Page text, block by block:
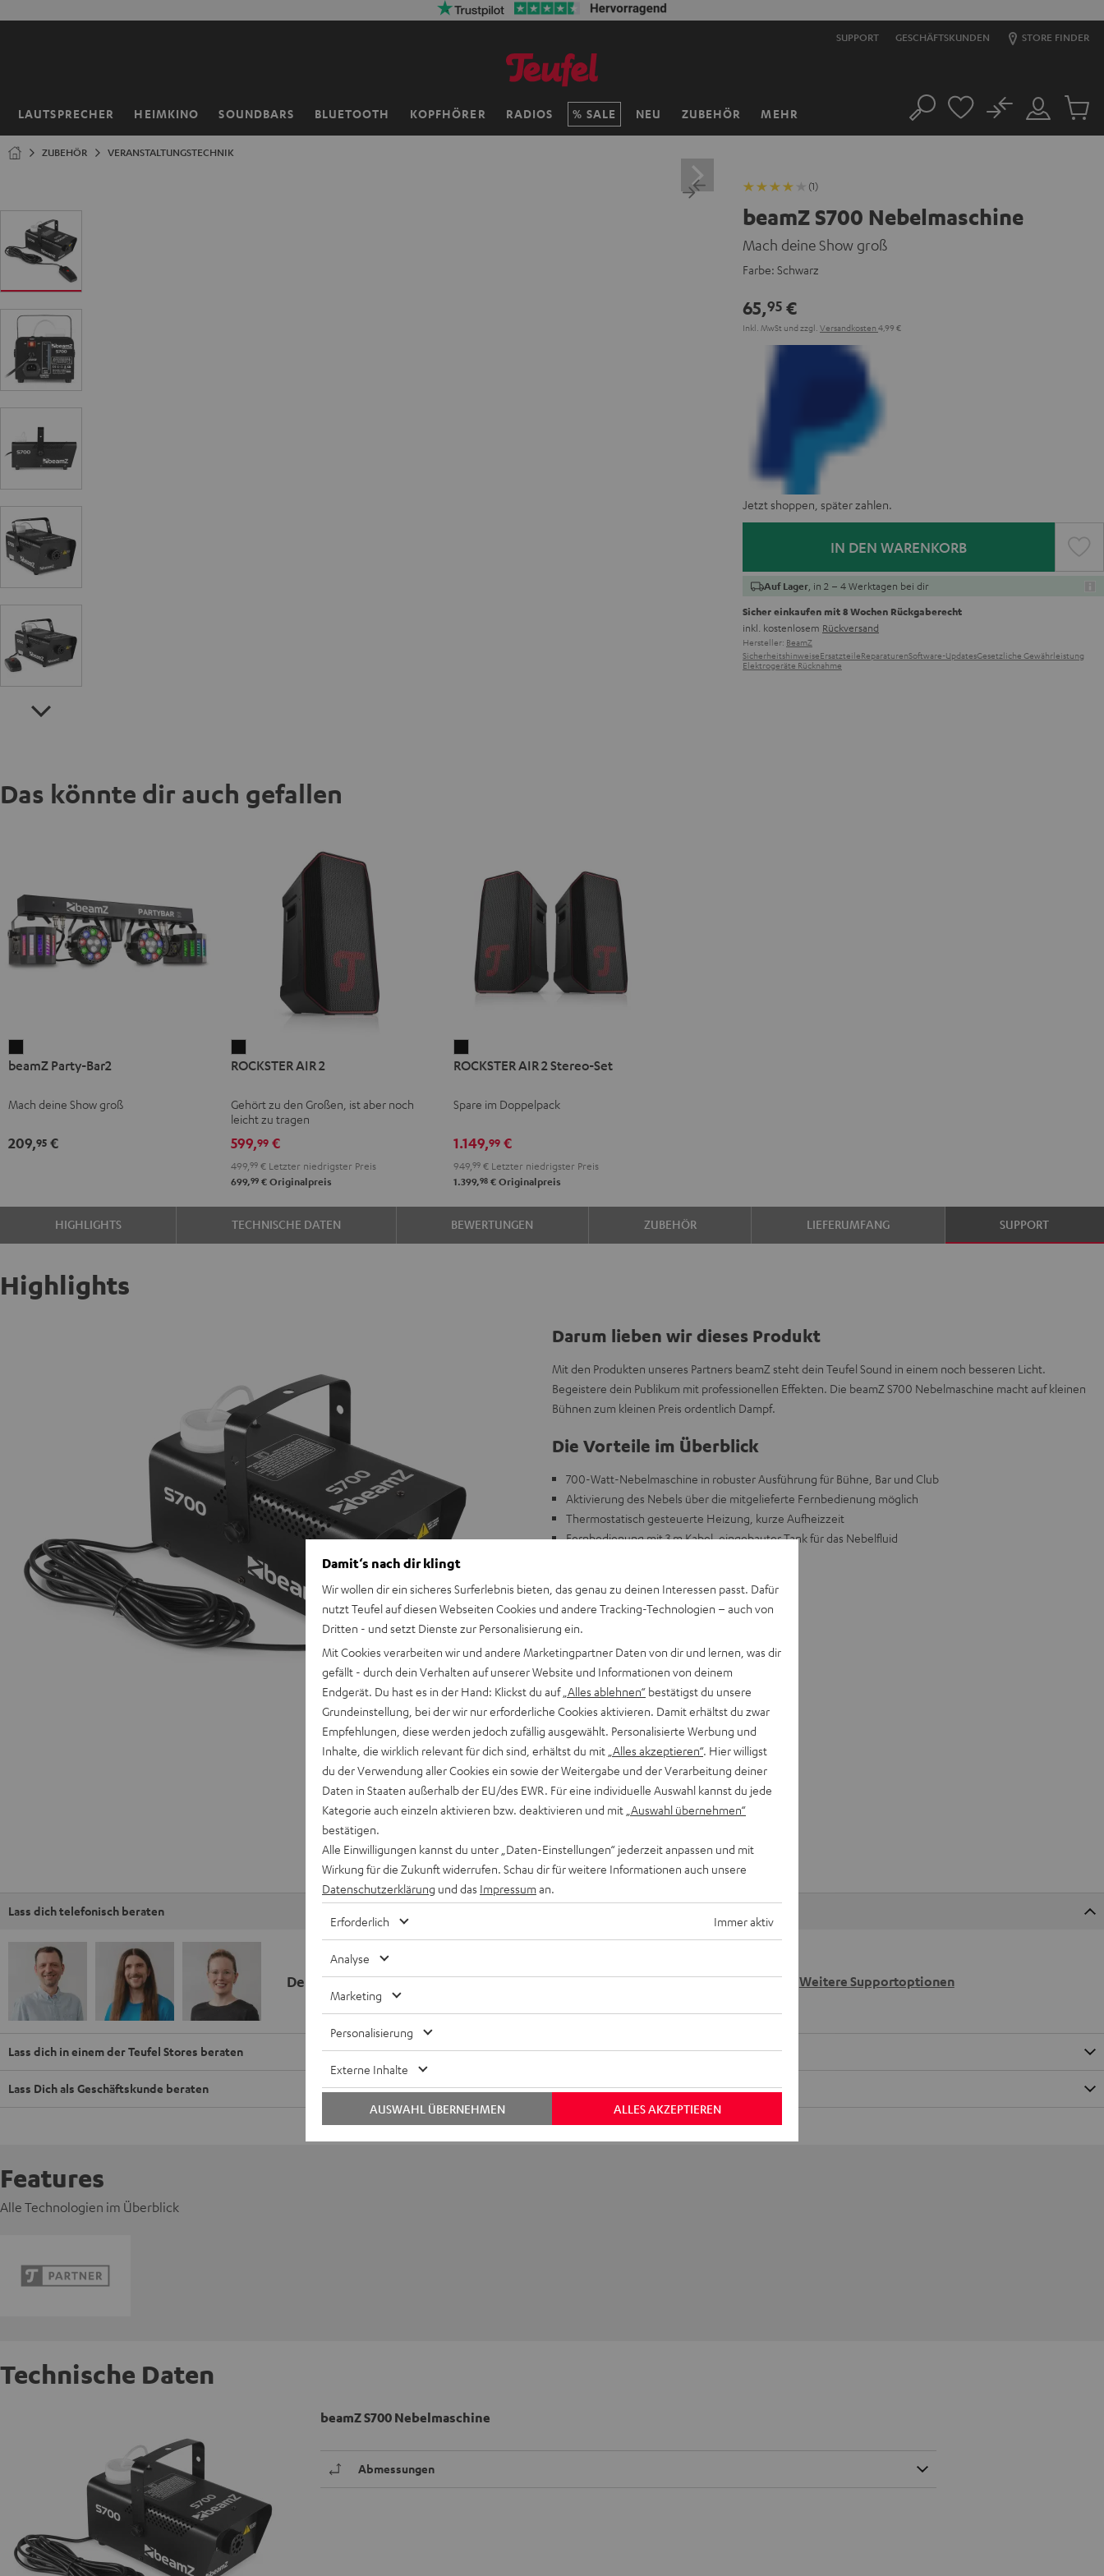
SUPPORT GESCHÄFTSKUNDEN STORE FINDER
LAUTSPRECHER HEIMKINO SOUNDBARS BLUETOOTH KOPFHÖRER RADIOS SALE NEU ZUBEHÖR MEHR
Startseite Suche
Mein
Konto
No
Artikel
ZUBEHÖR VERANSTALTUNGSTECHNIK
(1)
beamZ S700 Nebelmaschine
Mach deine Show groß
Farbe: Schwarz
65,95 €
Inkl. MwSt und zzgl. Versandkosten 4,99 €
Jetzt shoppen, später zahlen.
IN DEN WARENKORB
Auf Lager , in 2 – 4 Werktagen bei dir
Sicher einkaufen mit 8 Wochen Rückgaberecht
inkl. kostenlosem Rückversand
Hersteller: BeamZ
SicherheitshinweiseErsatzteileReparaturenSoftware-UpdatesGesetzliche Gewährleistung
Elektrogeräte Rücknahme
Das könnte dir auch gefallen
Party-
Schwarz
beamZ Party-Bar2
Mach deine Show groß
209,95 €
AIR
Schwarz
ROCKSTER AIR 2
Gehört zu den Großen, ist aber noch
leicht zu tragen
599,99€
499, 99€Letzter niedrigster Preis
699,99€Originalpreis
AIR
Stereo-
Schwarz
ROCKSTER AIR 2 Stereo-Set
Spare im Doppelpack
1.149,99€
949, 99€Letzter niedrigster Preis
1.399,98€Originalpreis
HIGHLIGHTS TECHNISCHE DATEN BEWERTUNGEN ZUBEHÖR LIEFERUMFANG SUPPORT
Highlights
Darum lieben wir dieses Produkt
Mit den Produkten unseres Partners beamZ steht dein Teufel Sound in einem noch besseren Licht.
Begeistere dein Publikum mit professionellen Effekten. Die beamZ S700 Nebelmaschine macht auf kleinen
Bühnen zum kleinen Preis ordentlich Dampf.
Die Vorteile im Überblick
700-Watt-Nebelmaschine in robuster Ausführung für Bühne, Bar und Club
Aktivierung des Nebels über die mitgelieferte Fernbedienung möglich
Thermostatisch gesteuerte Heizung, kurze Aufheizzeit
Fernbedienung mit 3 m Kabel, eingebauter Tank für das Nebelfluid
Lass dich telefonisch beraten
Deine Kaufberatung
beraten dich auch persönlich am Telefon.
Weitere Supportoptionen
Lass dich in einem der Teufel Stores beraten
Lass Dich als Geschäftskunde beraten
Features
Alle Technologien im Überblick
Technische Daten
beamZ S700 Nebelmaschine
Abmessungen
Damit‘s nach dir klingt
Wir wollen dir ein sicheres Surferlebnis bieten, das genau zu deinen Interessen passt. Dafür
nutzt Teufel auf diesen Webseiten Cookies und andere Tracking-Technologien – auch von
Dritten - und setzt Dienste zur Personalisierung ein.
Mit Cookies verarbeiten wir und andere Marketingpartner Daten von dir und lernen, was dir
gefällt - durch dein Verhalten auf unserer Website und Informationen von deinem
Endgerät. Du hast es in der Hand: Klickst du auf „Alles ablehnen“ bestätigst du unsere
Grundeinstellung, bei der wir nur erforderliche Cookies aktivieren. Damit erhältst du zwar
Empfehlungen, diese werden jedoch zufällig ausgewählt. Personalisierte Werbung und
Inhalte, die wirklich relevant für dich sind, erhältst du mit „Alles akzeptieren“. Hier willigst
du der Verwendung aller Cookies ein sowie der Weitergabe und der Verarbeitung deiner
Daten in Staaten außerhalb der EU/des EWR. Für eine individuelle Auswahl kannst du jede
Kategorie auch einzeln aktivieren bzw. deaktivieren und mit „Auswahl übernehmen“
bestätigen.
Alle Einwilligungen kannst du unter „Daten-Einstellungen“ jederzeit anpassen und mit
Wirkung für die Zukunft widerrufen. Schau dir für weitere Informationen auch unsere
Datenschutzerklärung und das Impressum an.
Erforderlich Immer aktiv
Analyse
Marketing
Personalisierung
Externe Inhalte
ALLES AKZEPTIEREN
AUSWAHL ÜBERNEHMEN